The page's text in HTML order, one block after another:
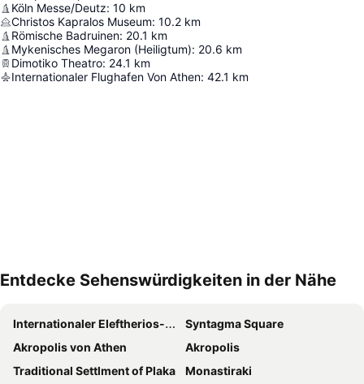
Köln Messe/Deutz: 10 km
Christos Kapralos Museum: 10.2 km
Römische Badruinen: 20.1 km
Mykenisches Megaron (Heiligtum): 20.6 km
Dimotiko Theatro: 24.1 km
Internationaler Flughafen Von Athen: 42.1 km
Entdecke Sehenswürdigkeiten in der Nähe
Internationaler Eleftherios-Venizelos-Flughafen Athen
Syntagma Square
Akropolis von Athen
Akropolis
Traditional Settlment of Plaka
Monastiraki